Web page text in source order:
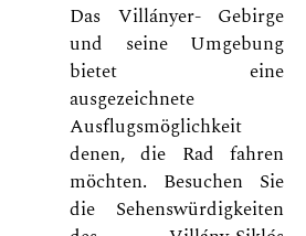
Das Villányer- Gebirge
und seine Umgebung
bietet eine
ausgezeichnete
Ausflugsmöglichkeit
denen, die Rad fahren
möchten. Besuchen Sie
die Sehenswürdigkeiten